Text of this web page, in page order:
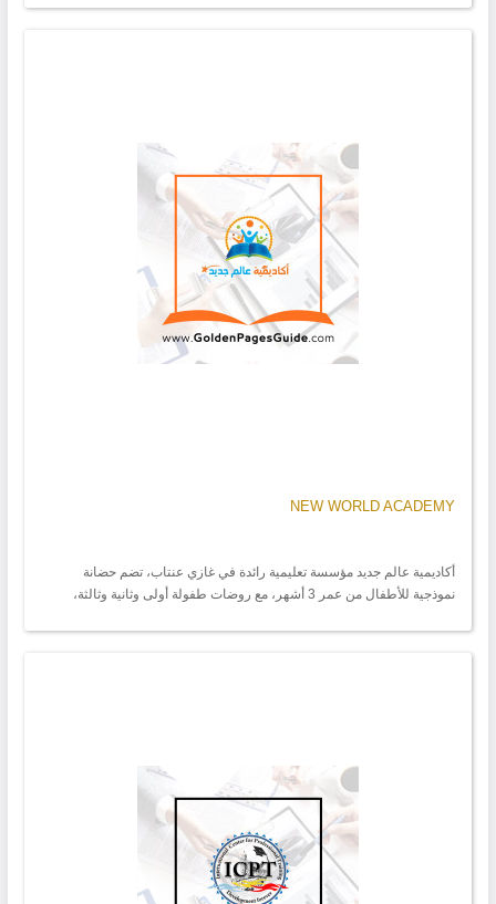
NEW WORLD ACADEMY
أكاديمية عالم جديد مؤسسة تعليمية رائدة في غازي عنتاب، تضم حضانة
نموذجية للأطفال من عمر 3 أشهر، مع روضات طفولة أولى وثانية وثالثة،
دراسية للأطفال في المدارس السورية والتركية تضم الأكاديمية صالة أنشطة